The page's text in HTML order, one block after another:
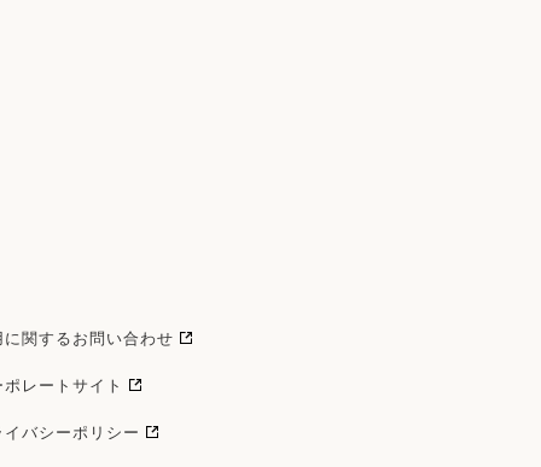
に関するお問い合わせ
ポレートサイト
イバシーポリシー